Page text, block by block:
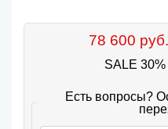
78 600 руб.
SALE 30%
Есть вопросы?